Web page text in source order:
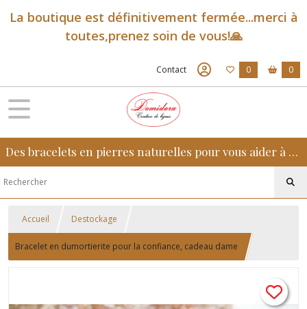
La boutique est définitivement fermée...merci à
toutes,prenez soin de vous!🙏
Contact 0 0
Des bracelets en pierres naturelles pour vous aider à retrouver sérénité, confiance et équilibre au quotidien
Accueil Destockage
Bracelet en dumortierite pour la confiance, cadeau dame